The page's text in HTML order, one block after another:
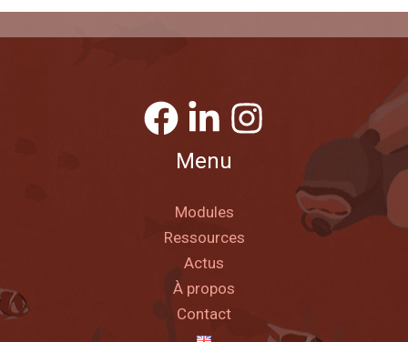
Menu
Modules
Ressources
Actus
À propos
Contact